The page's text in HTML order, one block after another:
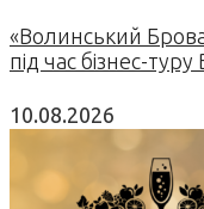
«Волинський
під час бізнес-
10.08.2026